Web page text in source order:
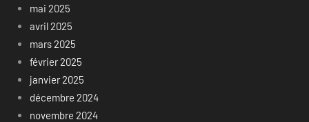
mai 2025
avril 2025
mars 2025
février 2025
janvier 2025
décembre 2024
novembre 2024